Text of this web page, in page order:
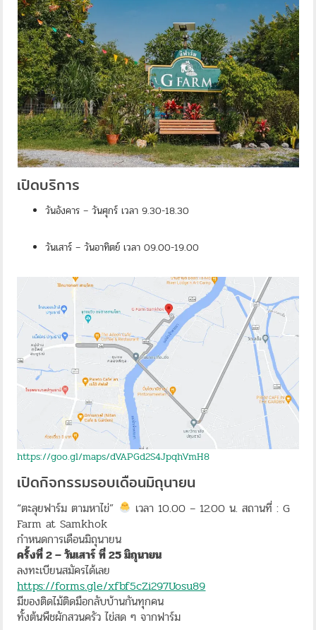
เปิดบริการ
วันอังคาร – วันศุกร์ เวลา 9.30-18.30
วันเสาร์ – วันอาทิตย์ เวลา 09.00-19.00
https://goo.gl/maps/dVAPGd2S4JpqhVmH8
เปิดกิจกรรมรอบเดือนมิถุนายน
“ตะลุยฟาร์ม ตามหาไข่”
เวลา 10.00 – 12.00 น. สถานที่ : G
Farm at Samkhok
กำหนดการเดือนมิถุนายน
ครั้งที่ 2 – วันเสาร์ ที่ 25 มิถุนายน
ลงทะเบียนสมัครได้เลย
https://forms.gle/xfbf5cZi297Uosu89
มีของติดไม้ติดมือกลับบ้านกันทุกคน
ทั้งต้นพืชผักสวนครัว ไข่สด ๆ จากฟาร์ม